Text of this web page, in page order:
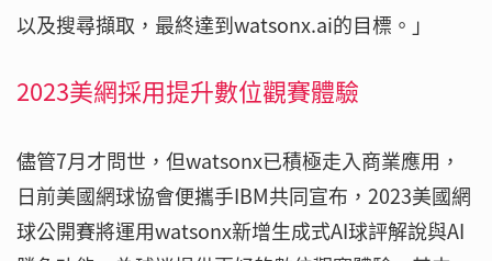
以及搜尋擷取，最終達到watsonx.ai的目標。」
2023美網採用提升數位觀賽體驗
儘管7月才問世，但watsonx已積極走入商業應用，
日前美國網球協會便攜手IBM共同宣布，2023美國網
球公開賽將運用watsonx新增生成式AI球評解說與AI